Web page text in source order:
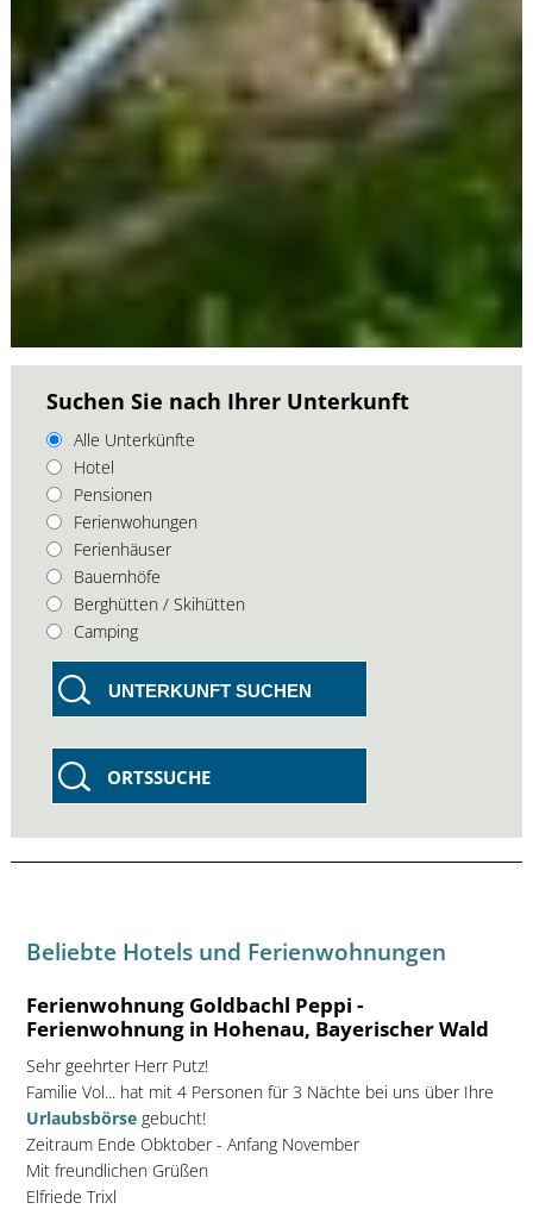
Suchen Sie nach Ihrer Unterkunft
Alle Unterkünfte
Hotel
Pensionen
Ferienwohungen
Ferienhäuser
Bauernhöfe
Berghütten / Skihütten
Camping
UNTERKUNFT SUCHEN
ORTSSUCHE
Beliebte Hotels und Ferienwohnungen
Ferienwohnung Goldbachl Peppi -
Ferienwohnung in Hohenau, Bayerischer Wald
Sehr geehrter Herr Putz!
Familie Vol... hat mit 4 Personen für 3 Nächte bei uns über Ihre
Urlaubsbörse gebucht!
Zeitraum Ende Obktober - Anfang November
Mit freundlichen Grüßen
Elfriede Trixl